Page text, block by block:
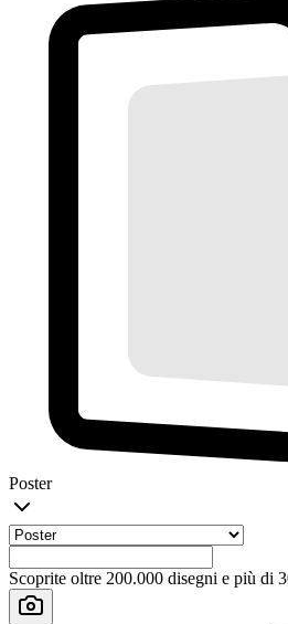
Poster
Scoprite oltre 200.000 disegni e più di